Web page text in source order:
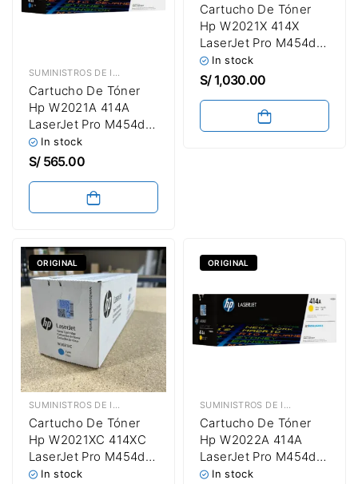
SUMINISTROS DE IMPRESIÓN TÓNER HP
Cartucho De Tóner
Hp W2021A 414A
LaserJet Pro M454dw
/ M455dn / MFP
M479fdw /
Paginas / Capacidad
Estándar
In stock
S/565.00
Cartucho De Tóner
Hp W2021X 414X
LaserJet Pro M454dw
/ M455dn / MFP
M479fdw /
Paginas / Alta
Capacidad
In stock
S/1,030.00
ORIGINAL
SUMINISTROS DE IMPRESIÓN TÓNER HP
Cartucho De Tóner
Hp W2021XC 414XC
LaserJet Pro M454dw
/ M455dn / MFP
In stock
ORIGINAL
SUMINISTROS DE IMPRESIÓN
Cartucho De Tóner
Hp W2022A 414A
LaserJet Pro M454dw
/ M455dn / MFP
In stock